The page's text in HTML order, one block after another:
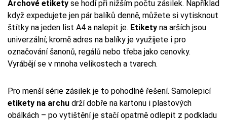
Archové etikety se hodí při nižším počtu zásilek. Například
když expedujete jen pár balíků denně, můžete si vytisknout
štítky na jeden list A4 a nalepit je. Etikety na arších jsou
univerzální; kromě adres na balíky je využijete i pro
označování šanonů, regálů nebo třeba jako cenovky.
Vyrábějí se v mnoha velikostech a tvarech.
Pro menší série zásilek je to pohodlné řešení. Samolepicí
etikety na archu drží dobře na kartonu i plastových
obálkách – po vytištění je stačí opatrně odlepit z podkladu